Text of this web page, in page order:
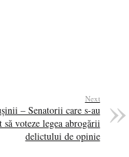
Next
– Senatorii care s-au
să voteze legea abrogării
delictului de opinie